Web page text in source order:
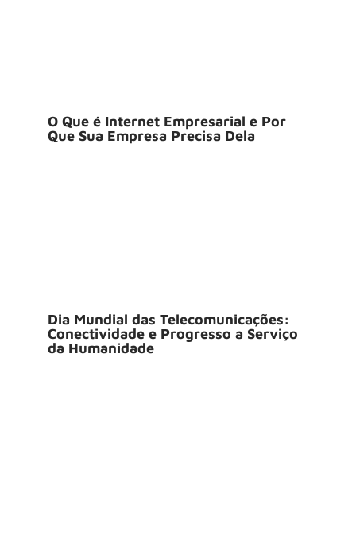
O Que é Internet Empresarial e Por
Que Sua Empresa Precisa Dela
Dia Mundial das Telecomunicações:
Conectividade e Progresso a Serviço
da Humanidade